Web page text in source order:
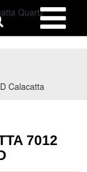
Calacatta
7012